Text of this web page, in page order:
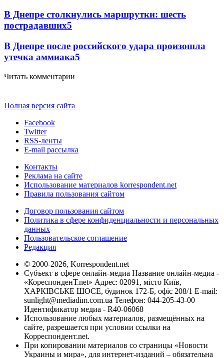
В Днепре столкнулись маршрутки: шесть
пострадавших5
В Днепре после российского удара произошла
утечка аммиака5
Читать комментарии
Полная версия сайта
Facebook
Twitter
RSS-ленты
E-mail рассылка
Контакты
Реклама на сайте
Использование материалов korrespondent.net
Правила пользования сайтом
Договор пользования сайтом
Политика в сфере конфиденциальности и персональных
данных
Пользовательское соглашение
Редакция
© 2000-2026, Korrespondent.net
Субъект в сфере онлайн-медиа Название онлайн-медиа -
«КореспонденТ.net» Адрес: 02091, місто Київ,
ХАРКІВСЬКЕ ШОСЕ, будинок 172-Б, офіс 208/1 E-mail:
sunlight@mediadim.com.ua Телефон: 044-205-43-00
Идентификатор медиа - R40-06068
Использование любых материалов, размещённых на
сайте, разрешается при условии ссылки на
Корреспондент.net.
При копировании материалов со страницы «Новости
Украины и мира», для интернет-изданий – обязательна